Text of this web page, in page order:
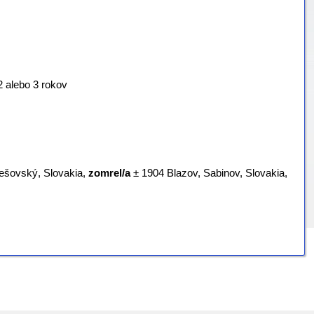
alebo 3 rokov
Slovakia, zomrel/a‎± 1904 Blazov, Sabinov, Slovakia‎,